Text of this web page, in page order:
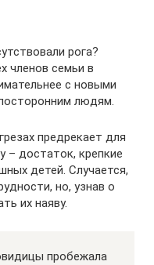
рога?
членов семьи в
с новыми
людям.
предрекает для
– достаток, крепкие
детей. Случается,
но, узнав о
их наяву.
пробежала